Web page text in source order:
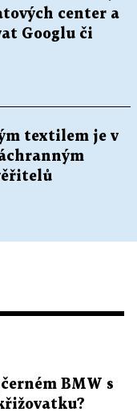
center a
Googlu či
textilem je v
BMW s